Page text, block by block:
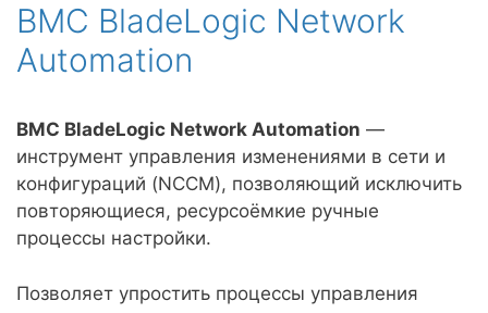
BMC BladeLogic Network
Automation
BMC BladeLogic Network Automation —
инструмент управления изменениями в сети и
конфигураций (NCCM), позволяющий исключить
повторяющиеся, ресурсоёмкие ручные
процессы настройки.
Позволяет упростить процессы управления